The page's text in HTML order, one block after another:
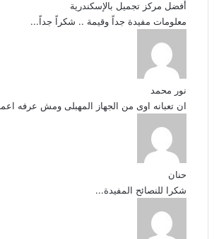
أفضل مركز تجميل بالإسكندرية
معلومات مفيدة جداً وقيمة .. شكراً جداً...
نور محمد
ان تعبانه اوى من الجهاز المهبلى ومش عرفه
حنان
شكرا للنصائح المفيدة...